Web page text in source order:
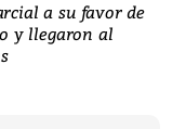
a su favor de
y llegaron al